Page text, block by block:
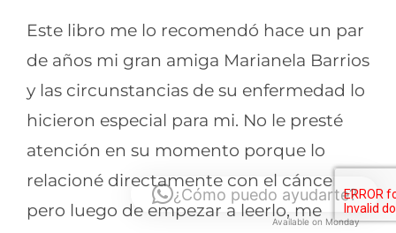
Este libro me lo recomendó hace un par
de años mi gran amiga Marianela Barrios
y las circunstancias de su enfermedad lo
hicieron especial para mi. No le presté
atención en su momento porque lo
relacioné directamente con el cáncer,
pero luego de empezar a leerlo, me
¿Cómo puedo ayudarte?
Available on Monday